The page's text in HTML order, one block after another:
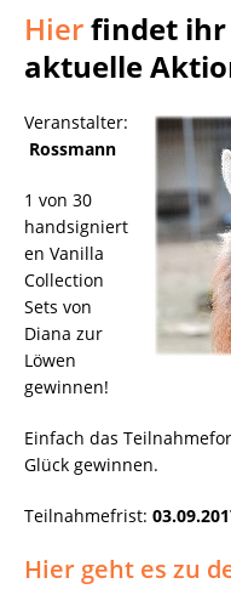
Hierfindet ihr
aktuelle
Veranstalter:
Rossmann
1 von 30
handsigniert
en Vanilla
Collection
Sets von
Diana zur
Löwen
gewinnen!
Einfach das
Glück gewinnen.
Teilnahmefrist:
Hier geht es zu